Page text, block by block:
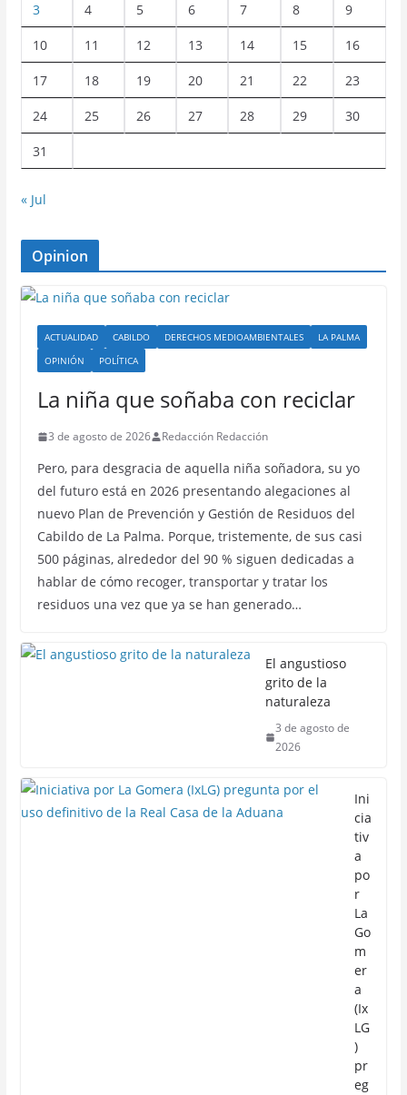
3 4 5 6 7 8 9
10 11 12 13 14 15 16
17 18 19 20 21 22 23
24 25 26 27 28 29 30
31
« Jul
Opinion
ACTUALIDAD CABILDO DERECHOS MEDIOAMBIENTALES
LA PALMA
OPINIÓN
POLÍTICA
La niña que soñaba con reciclar
3 de agosto de 2026 Redacción Redacción
Pero, para desgracia de aquella niña soñadora, su yo
del futuro está en 2026 presentando alegaciones al
nuevo Plan de Prevención y Gestión de Residuos del
Cabildo de La Palma. Porque, tristemente, de sus casi
500 páginas, alrededor del 90 % siguen dedicadas a
hablar de cómo recoger, transportar y tratar los
residuos una vez que ya se han generado…
El angustioso
grito de la
naturaleza
3 de agosto de
2026
Ini
cia
tiv
a
po
r
La
Go
m
er
a
(Ix
LG
)
pr
eg